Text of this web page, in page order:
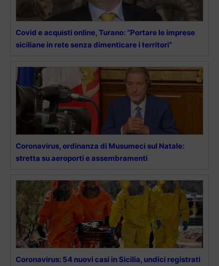
Covid e acquisti online, Turano: “Portare le imprese
siciliane in rete senza dimenticare i territori”
Coronavirus, ordinanza di Musumeci sul Natale:
stretta su aeroporti e assembramenti
Coronavirus: 54 nuovi casi in Sicilia, undici registrati